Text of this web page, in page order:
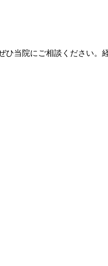
ひ当院にご相談ください